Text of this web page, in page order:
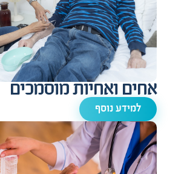
אחים ואחיות מוסמכים
למידע נוסף